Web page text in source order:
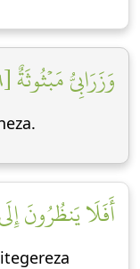
وَزَرَابِيُّ مَبۡثُوثَةٌ [١٦]
أَفَلَا يَنظُرُونَ